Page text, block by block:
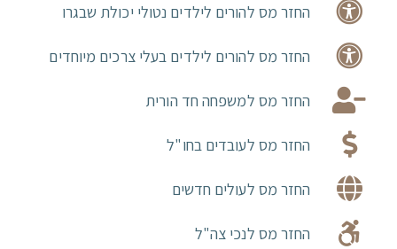
החזר מס להורים לילדים נטולי יכולת שבגרו
החזר מס להורים לילדים בעלי צרכים מיוחדים
החזר מס למשפחה חד הורית
החזר מס לעובדים בחו"ל
החזר מס לעולים חדשים
החזר מס לנכי צה"ל